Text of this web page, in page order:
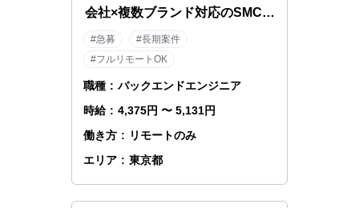
会社×複数ブランド対応のSMCエ
ンジニア
#急募
#長期案件
#フルリモートOK
職種 : バックエンドエンジニア
時給 : 4,375円 〜 5,131円
働き方 : リモートのみ
エリア : 東京都